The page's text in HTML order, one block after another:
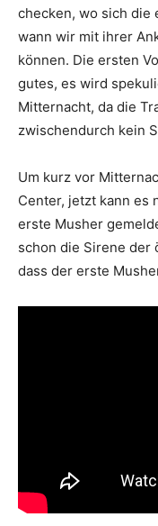
checken, wo sich die
wann wir mit ihrer
können. Die ersten
gutes, es wird
Mitternacht, da die
zwischendurch kein
Um kurz vor
Center, jetzt kann es
erste Musher
schon die Sirene der
dass der erste